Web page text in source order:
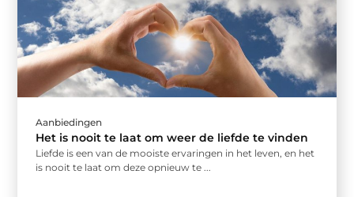
Aanbiedingen
Het is nooit te laat om weer de liefde te vinden
Liefde is een van de mooiste ervaringen in het leven, en het
is nooit te laat om deze opnieuw te ...